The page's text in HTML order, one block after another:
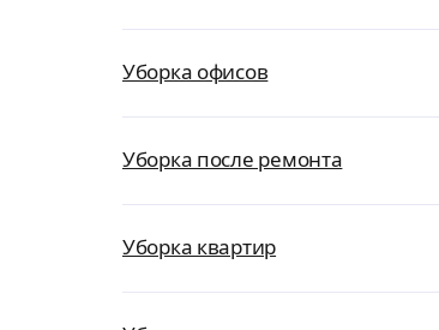
Уборка офисов
Уборка после ремонта
Уборка квартир